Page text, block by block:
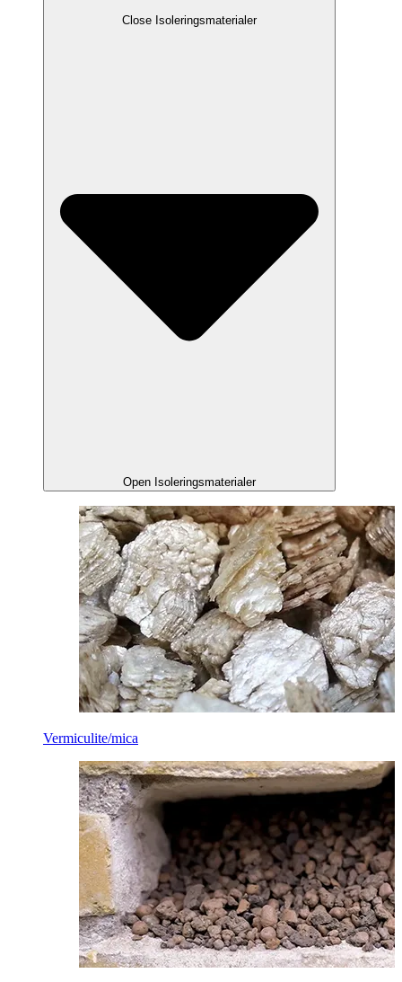
Close Isoleringsmaterialer
Open Isoleringsmaterialer
Vermiculite/mica